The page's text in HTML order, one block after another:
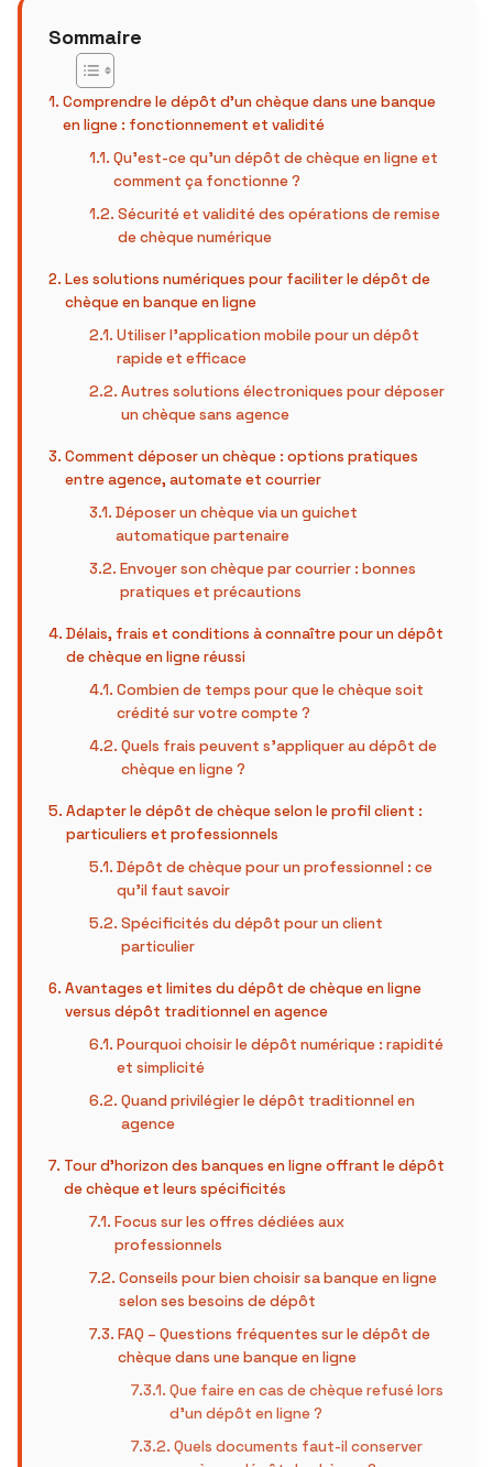
Sommaire
Comprendre le dépôt d’un chèque dans une banque
en ligne : fonctionnement et validité
Qu’est-ce qu’un dépôt de chèque en ligne et
comment ça fonctionne ?
Sécurité et validité des opérations de remise
de chèque numérique
Les solutions numériques pour faciliter le dépôt de
chèque en banque en ligne
Utiliser l’application mobile pour un dépôt
rapide et efficace
Autres solutions électroniques pour déposer
un chèque sans agence
Comment déposer un chèque : options pratiques
entre agence, automate et courrier
Déposer un chèque via un guichet
automatique partenaire
Envoyer son chèque par courrier : bonnes
pratiques et précautions
Délais, frais et conditions à connaître pour un dépôt
de chèque en ligne réussi
Combien de temps pour que le chèque soit
crédité sur votre compte ?
Quels frais peuvent s’appliquer au dépôt de
chèque en ligne ?
Adapter le dépôt de chèque selon le profil client :
particuliers et professionnels
Dépôt de chèque pour un professionnel : ce
qu’il faut savoir
Spécificités du dépôt pour un client
particulier
Avantages et limites du dépôt de chèque en ligne
versus dépôt traditionnel en agence
Pourquoi choisir le dépôt numérique : rapidité
et simplicité
Quand privilégier le dépôt traditionnel en
agence
Tour d’horizon des banques en ligne offrant le dépôt
de chèque et leurs spécificités
Focus sur les offres dédiées aux
professionnels
Conseils pour bien choisir sa banque en ligne
selon ses besoins de dépôt
FAQ – Questions fréquentes sur le dépôt de
chèque dans une banque en ligne
Que faire en cas de chèque refusé lors
d’un dépôt en ligne ?
Quels documents faut-il conserver